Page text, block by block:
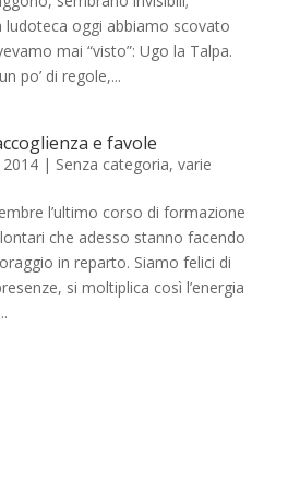
ludoteca oggi abbiamo scovato
mai “visto”: Ugo la Talpa.
po’ di regole,...
e favole
| Senza categoria, varie
l’ultimo corso di formazione
che adesso stanno facendo
in reparto. Siamo felici di
si moltiplica così l’energia